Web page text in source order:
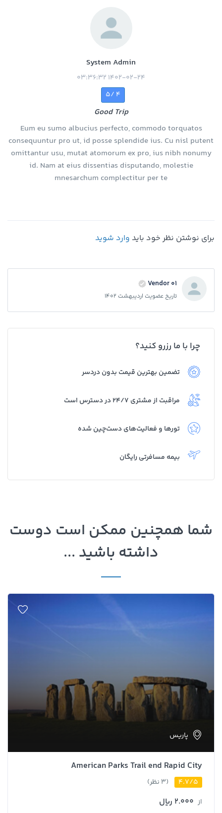
System Admin
1402-02-24 03:36:32
4 /5
Good Trip
Eum eu sumo albucius perfecto, commodo torquatos
consequuntur pro ut, id posse splendide ius. Cu nisl putent
omittantur usu, mutat atomorum ex pro, ius nibh nonumy
id. Nam at eius dissentias disputando, molestie
mnesarchum complectitur per te
برای نوشتن نظر خود باید وارد شوید
Vendor 01
تاریخ عضویت اردیبهشت 1402
چرا با ما رزرو کنید؟
تضمین بهترین قیمت بدون دردسر
مراقبت از مشتری 24/7 در دسترس است
تورها و فعالیت‌های دست‌چین شده
بیمه مسافرتی رایگان
شما همچنین ممکن است دوست
داشته باشید ...
پاریس
American Parks Trail end Rapid City
4.7/5
(3 نظر)
از 2.000 ﷼